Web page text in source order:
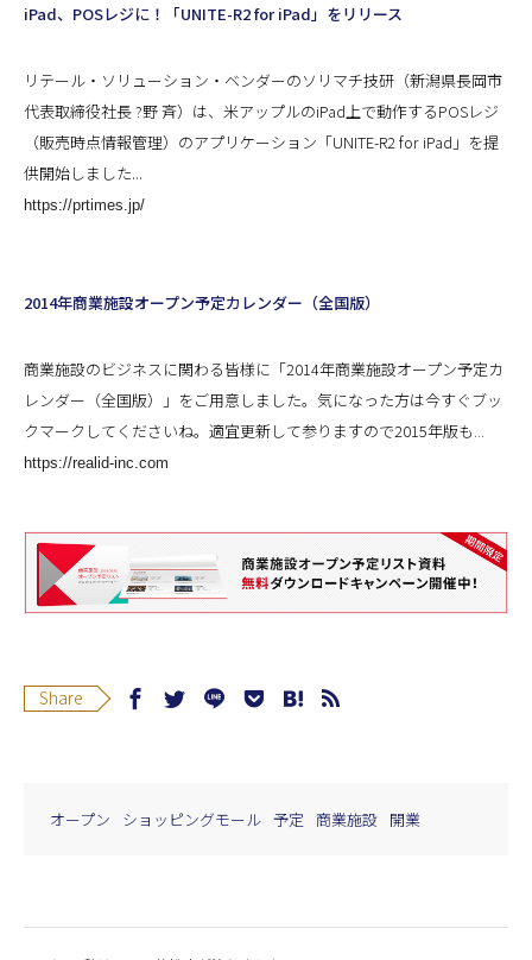
iPad、POSレジに！「UNITE-R2 for iPad」をリリース
リテール・ソリューション・ベンダーのソリマチ技研（新潟県長岡市
代表取締役社長 ?野 斉）は、米アップルのiPad上で動作するPOSレジ
（販売時点情報管理）のアプリケーション「UNITE-R2 for iPad」を提
供開始しました...
https://prtimes.jp/
2014年商業施設オープン予定カレンダー（全国版）
商業施設のビジネスに関わる皆様に「2014年商業施設オープン予定カ
レンダー（全国版）」をご用意しました。気になった方は今すぐブッ
クマークしてくださいね。適宜更新して参りますので2015年版も...
https://realid-inc.com
Share
オープン ショッピングモール 予定 商業施設 開業